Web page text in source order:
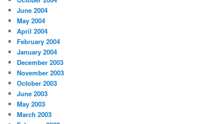
June 2004
May 2004
April 2004
February 2004
January 2004
December 2003
November 2003
October 2003
June 2003
May 2003
March 2003